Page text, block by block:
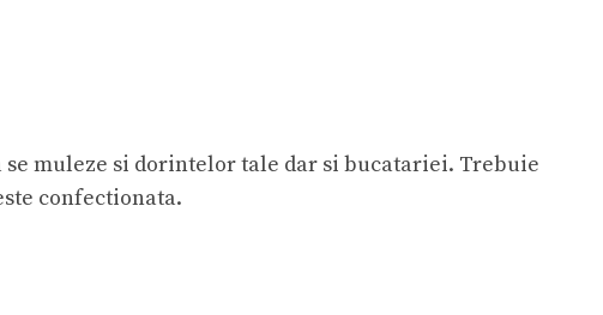
muleze si dorintelor tale dar si bucatariei. Trebuie
confectionata.